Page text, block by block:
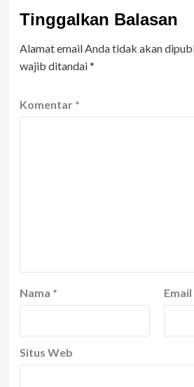
Tinggalkan Balasan
Alamat email Anda tidak akan
wajib ditandai*
Komentar *
Nama * Email
Situs Web